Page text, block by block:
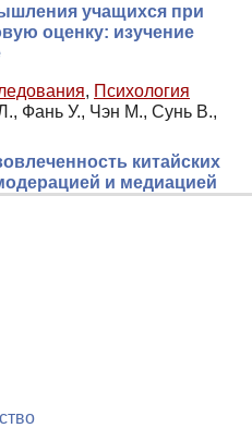
учащихся при
оценку: изучение
, Психология
Фань У., Чэн М., Сунь В.,
китайских
и медиацией